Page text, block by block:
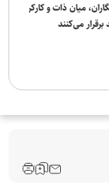
فناوری در جامعه